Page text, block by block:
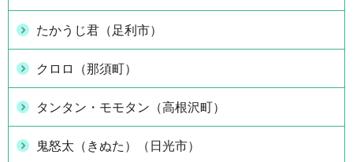
たかうじ君（足利市）
クロロ（那須町）
タンタン・モモタン（高根沢町）
鬼怒太（きぬた）（日光市）